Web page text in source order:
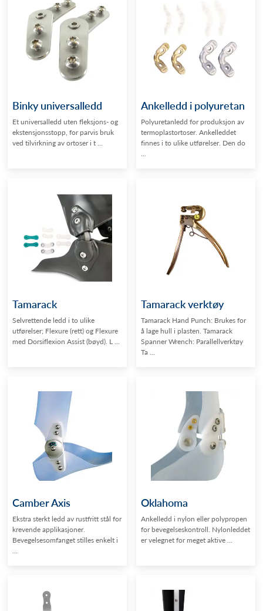
Binky universalledd
Et universalledd uten fleksjons- og
ekstensjonsstopp, for parvis bruk
ved tilvirkning av ortoser i t ...
Ankelledd i polyuretan
Polyuretanledd for produksjon av
termoplastortoser. Ankelleddet
finnes i to ulike utførelser. Den do
...
Tamarack
Selvrettende ledd i to ulike
utførelser; Flexure (rett) og Flexure
med Dorsiflexion Assist (bøyd). L ...
Tamarack verktøy
Tamarack Hand Punch: Brukes for
å lage hull i plasten. Tamarack
Spanner Wrench: Parallellverktøy
Ta ...
Camber Axis
Ekstra sterkt ledd av rustfritt stål for
krevende applikasjoner.
Bevegelsesomfanget stilles enkelt i
...
Oklahoma
Ankelledd i nylon eller polypropen
for bevegelseskontroll. Nylonleddet
er velegnet for meget aktive ...